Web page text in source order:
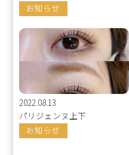
お知らせ
2022.08.13
パリジェンヌ上下
お知らせ